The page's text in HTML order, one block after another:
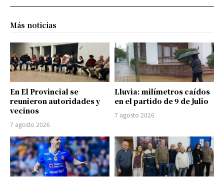
Más noticias
En El Provincial se
reunieron autoridades y
vecinos
7 agosto 2026
Lluvia: milímetros caídos
en el partido de 9 de Julio
7 agosto 2026